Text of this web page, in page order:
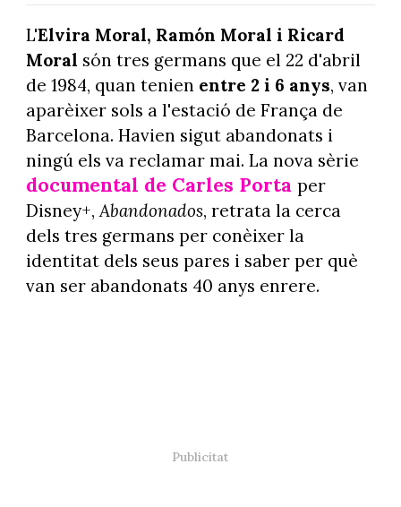
L'Elvira Moral, Ramón Moral i Ricard
Moral són tres germans que el 22 d'abril
de 1984, quan tenien entre 2 i 6 anys, van
aparèixer sols a l'estació de França de
Barcelona. Havien sigut abandonats i
ningú els va reclamar mai. La nova sèrie
documental de Carles Porta per
Disney+,Abandonados, retrata la cerca
dels tres germans per conèixer la
identitat dels seus pares i saber per què
van ser abandonats 40 anys enrere.